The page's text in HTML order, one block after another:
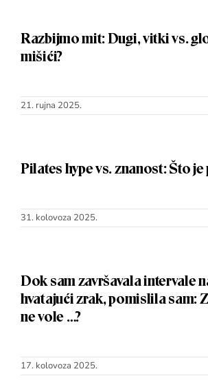
Razbijmo mit: Dugi, vitki vs.
mišići?
21. rujna 2025.
Pilates hype vs. znanost: Što je
31. kolovoza 2025.
Dok sam završavala intervale
hvatajući zrak, pomislila sam:
ne vole …?
17. kolovoza 2025.